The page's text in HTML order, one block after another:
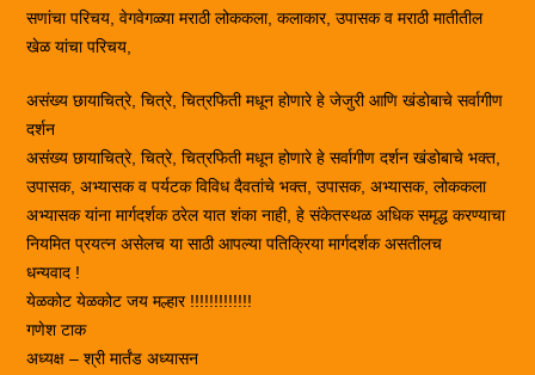
सणांचा परिचय, वेगवेगळ्या मराठी लोककला, कलाकार, उपासक व मराठी मातीतील
खेळ यांचा परिचय,
असंख्य छायाचित्रे, चित्रे, चित्रफिती मधून होणारे हे जेजुरी आणि खंडोबाचे सर्वागीण
दर्शन
असंख्य छायाचित्रे, चित्रे, चित्रफिती मधून होणारे हे सर्वागीण दर्शन खंडोबाचे भक्त,
उपासक, अभ्यासक व पर्यटक विविध दैवतांचे भक्त, उपासक, अभ्यासक, लोककला
अभ्यासक यांना मार्गदर्शक ठरेल यात शंका नाही, हे संकेतस्थळ अधिक समृद्ध करण्याचा
नियमित प्रयत्न असेलच या साठी आपल्या पतिक्रिया मार्गदर्शक असतीलच
धन्यवाद !
येळकोट येळकोट जय मल्हार !!!!!!!!!!!!!
गणेश टाक
अध्यक्ष – श्री मार्तंड अध्यासन